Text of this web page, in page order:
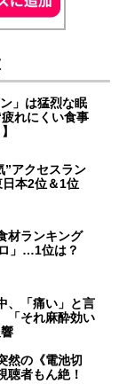
」は猛烈な眠
れにくい食事
”アクセスラン
本2位＆1位
材ランキング
」…1位は？
、「痛い」と言
「それ麻酔効い
然の《電池切
者もん絶！